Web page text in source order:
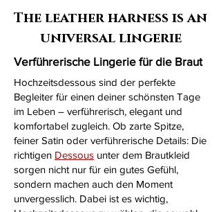
The leather harness is an
universal lingerie
Verführerische Lingerie für die Braut
Hochzeitsdessous sind der perfekte
Begleiter für einen deiner schönsten Tage
im Leben – verführerisch, elegant und
komfortabel zugleich. Ob zarte Spitze,
feiner Satin oder verführerische Details: Die
richtigen Dessous unter dem Brautkleid
sorgen nicht nur für ein gutes Gefühl,
sondern machen auch den Moment
unvergesslich. Dabei ist es wichtig,